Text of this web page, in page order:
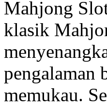
Mahjong
klasik
pengalaman
memukau.